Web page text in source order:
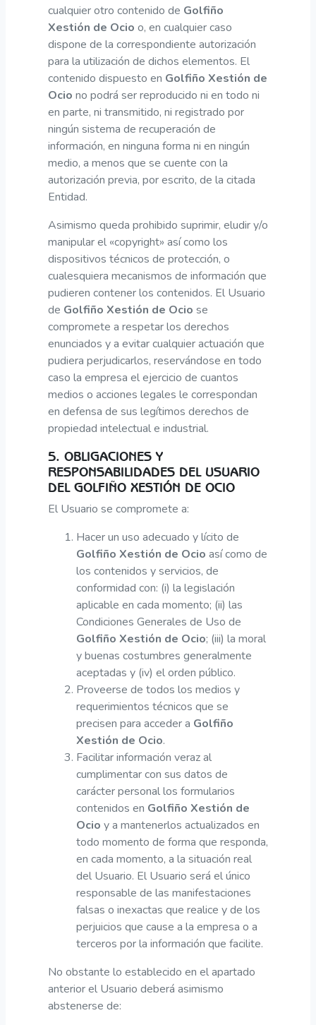
cualquier otro contenido de Golfiño
Xestión de Ocio o, en cualquier caso
dispone de la correspondiente autorización
para la utilización de dichos elementos. El
contenido dispuesto en Golfiño Xestión de
Ocio no podrá ser reproducido ni en todo ni
en parte, ni transmitido, ni registrado por
ningún sistema de recuperación de
información, en ninguna forma ni en ningún
medio, a menos que se cuente con la
autorización previa, por escrito, de la citada
Entidad.
Asimismo queda prohibido suprimir, eludir y/o
manipular el «copyright» así como los
dispositivos técnicos de protección, o
cualesquiera mecanismos de información que
pudieren contener los contenidos. El Usuario
de Golfiño Xestión de Ocio se
compromete a respetar los derechos
enunciados y a evitar cualquier actuación que
pudiera perjudicarlos, reservándose en todo
caso la empresa el ejercicio de cuantos
medios o acciones legales le correspondan
en defensa de sus legítimos derechos de
propiedad intelectual e industrial.
5. OBLIGACIONES Y
RESPONSABILIDADES DEL USUARIO
DEL GOLFIÑO XESTIÓN DE OCIO
El Usuario se compromete a:
Hacer un uso adecuado y lícito de
Golfiño Xestión de Ocio así como de
los contenidos y servicios, de
conformidad con: (i) la legislación
aplicable en cada momento; (ii) las
Condiciones Generales de Uso de
Golfiño Xestión de Ocio; (iii) la moral
y buenas costumbres generalmente
aceptadas y (iv) el orden público.
Proveerse de todos los medios y
requerimientos técnicos que se
precisen para acceder a Golfiño
Xestión de Ocio.
Facilitar información veraz al
cumplimentar con sus datos de
carácter personal los formularios
contenidos en Golfiño Xestión de
Ocio y a mantenerlos actualizados en
todo momento de forma que responda,
en cada momento, a la situación real
del Usuario. El Usuario será el único
responsable de las manifestaciones
falsas o inexactas que realice y de los
perjuicios que cause a la empresa o a
terceros por la información que facilite.
No obstante lo establecido en el apartado
anterior el Usuario deberá asimismo
abstenerse de: